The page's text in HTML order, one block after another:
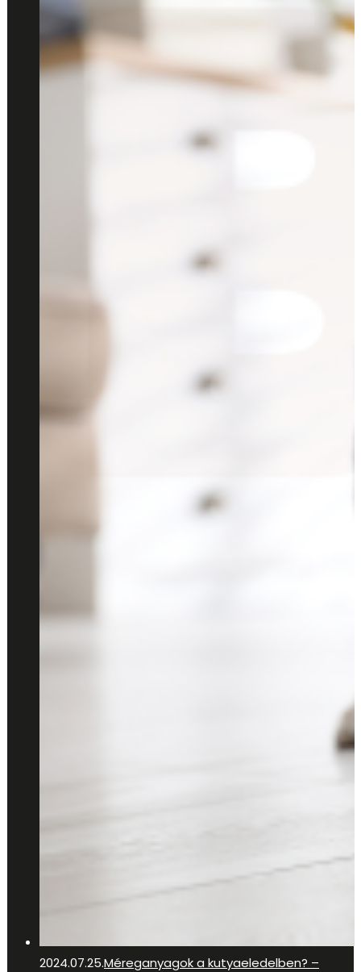
2024.07.25.Méreganyagok a kutyaeledelben? –